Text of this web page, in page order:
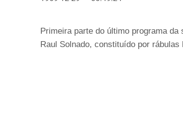
Primeira parte do último programa
Raul Solnado, constituído por